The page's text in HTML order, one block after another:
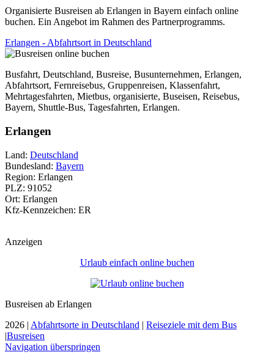
Organisierte Busreisen ab Erlangen in Bayern einfach online
buchen. Ein Angebot im Rahmen des Partnerprogramms.
Erlangen - Abfahrtsort in Deutschland
Busfahrt, Deutschland, Busreise, Busunternehmen, Erlangen,
Abfahrtsort, Fernreisebus, Gruppenreisen, Klassenfahrt,
Mehrtagesfahrten, Mietbus, organisierte, Buseisen, Reisebus,
Bayern, Shuttle-Bus, Tagesfahrten, Erlangen.
Erlangen
Land: Deutschland
Bundesland: Bayern
Region: Erlangen
PLZ: 91052
Ort: Erlangen
Kfz-Kennzeichen: ER
Anzeigen
Urlaub einfach online buchen
Busreisen ab Erlangen
2026 | Abfahrtsorte in Deutschland | Reiseziele mit dem Bus
|Busreisen
Navigation überspringen